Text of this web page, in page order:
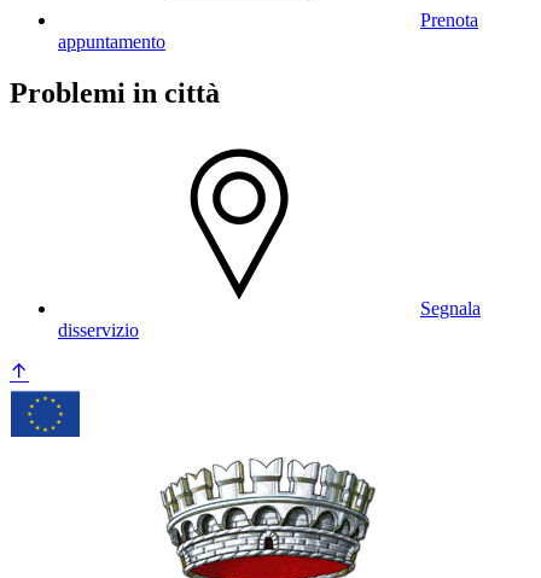
Prenota
appuntamento
Problemi in città
Segnala
disservizio